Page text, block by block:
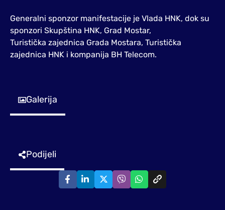
Generalni sponzor manifestacije je Vlada HNK, dok su
sponzori Skupština HNK, Grad Mostar,
Turistička zajednica Grada Mostara, Turistička
zajednica HNK i kompanija BH Telecom.
Galerija
Podijeli